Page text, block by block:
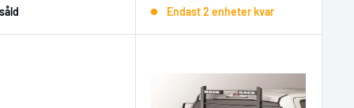
Endast 2 enheter kvar